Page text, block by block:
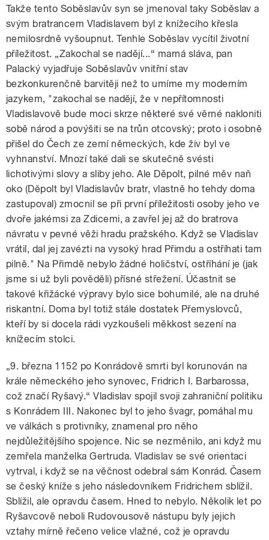
Takže tento Soběslavův syn se jmenoval taky Soběslav a
svým bratrancem Vladislavem byl z knížecího křesla
nemilosrdně vyšoupnut. Tenhle Soběslav vycítil životní
příležitost. „Zakochal se nadějí...“ marná sláva, pan
Palacký vyjadřuje Soběslavův vnitřní stav
bezkonkurenčně barvitěji než to umíme my moderním
jazykem, "zakochal se nadějí, že v nepřítomnosti
Vladislavově bude moci skrze některé své věrné nakloniti
sobě národ a povýšiti se na trůn otcovský; proto i osobně
přišel do Čech ze zemí německých, kde živ byl ve
vyhnanství. Mnozí také dali se skutečně svésti
lichotivými slovy a sliby jeho. Ale Děpolt, pilné měv naň
oko (Děpolt byl Vladislavův bratr, vlastně ho tehdy doma
zastupoval) zmocnil se při první příležitosti osoby jeho ve
dvoře jakémsi za Zdicemi, a zavřel jej až do bratrova
návratu v pevné věži hradu pražského. Když se Vladislav
vrátil, dal jej zavézti na vysoký hrad Přimdu a ostříhati tam
pilně." Na Přimdě nebylo žádné holičství, ostříhání je (jak
jsme si už byli pověděli) přísné střežení. Účastnit se
takové křižácké výpravy bylo sice bohumilé, ale na druhé
riskantní. Doma byl totiž stále dostatek Přemyslovců,
kteří by si docela rádi vyzkoušeli měkkost sezení na
knížecím stolci.
„9. března 1152 po Konrádově smrti byl korunován na
krále německého jeho synovec, Fridrich I. Barbarossa,
což značí Ryšavý.“ Vladislav spojil svoji zahraniční politiku
s Konrádem III. Nakonec byl to jeho švagr, pomáhal mu
ve válkách s protivníky, znamenal pro něho
nejdůležitějšího spojence. Nic se nezměnilo, ani když mu
zemřela manželka Gertruda. Vladislav se své orientaci
vytrval, i když se na věčnost odebral sám Konrád. Časem
se český kníže s jeho následovníkem Fridrichem sblížil.
Sblížil, ale opravdu časem. Hned to nebylo. Několik let po
Ryšavcově neboli Rudovousově nástupu byly jejich
vztahy mírně řečeno velice vlažné, což je opravdu